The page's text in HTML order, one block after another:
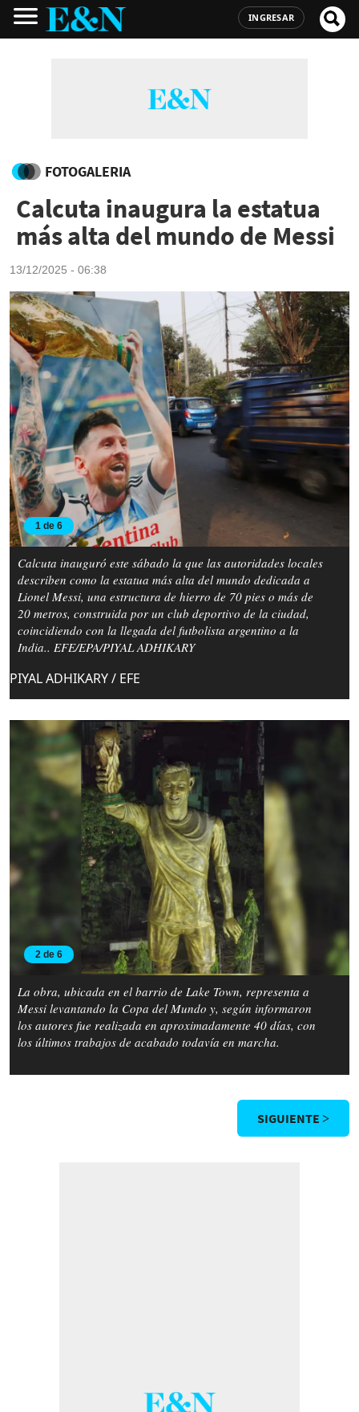
INGRESAR
FOTOGALERIA
Calcuta inaugura la estatua
más alta del mundo de Messi
13/12/2025 - 06:38
1 de 6
Calcuta inauguró este sábado la que las autoridades locales
describen como la estatua más alta del mundo dedicada a
Lionel Messi, una estructura de hierro de 70 pies o más de
20 metros, construida por un club deportivo de la ciudad,
coincidiendo con la llegada del futbolista argentino a la
India.. EFE/EPA/PIYAL ADHIKARY
PIYAL ADHIKARY / EFE
2 de 6
La obra, ubicada en el barrio de Lake Town, representa a
Messi levantando la Copa del Mundo y, según informaron
los autores fue realizada en aproximadamente 40 días, con
los últimos trabajos de acabado todavía en marcha.
SIGUIENTE >